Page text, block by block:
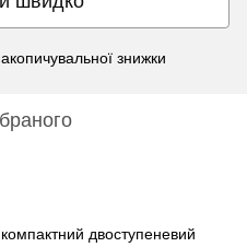
знижки
двоступеневий